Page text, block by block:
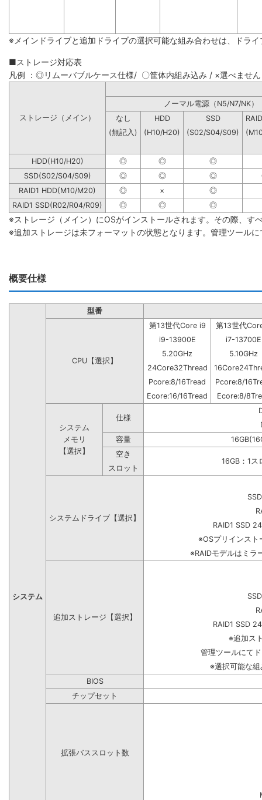
※メインドライブと追加ドライブの選択可能な組み合わせは、ドラ
■ストレージ対応表
凡例 ：◎リムーバブルケース仕様/ 〇筐体内組み込み / ×選べません
ノーマル電源（N5/
ストレージ（メイン）
なし HDD SSD
(無記入)
(H10/H20) (S02/S04/S09)
HDD(H10/H20) ◎ ◎
◎
SSD(S02/S04/S09)
◎ ◎ ◎
RAID1 HDD(M10/M20)
◎ ×
◎
RAID1 SSD(R02/R04/R09)
◎ ◎ ◎
※ストレージ（メイン）にOSがインストールされます。その際、す
※追加ストレージは未フォーマットの状態となります。管理ツール
概要仕様
システム
型番
CPU【選択】
第13世代Core i9
第13世代
i9-13900E
i7-13700E
5.20GHz
5.10GHz
24Core32Thread
Pcore:8/16Tread
Pcore:8/
Ecore:16/16Tread
Ecore:8/
システム
メモリ
【選択】
仕様
容量
空き
16GB：1
スロット
システムドライブ【選択】
RAID1 SSD
※OSプリインスト
※RAIDモデルはミラ
追加ストレージ【選択】
RAID1 SSD
※追加ス
管理ツールにて
※選択可能な
BIOS
チップセット
拡張バススロット数